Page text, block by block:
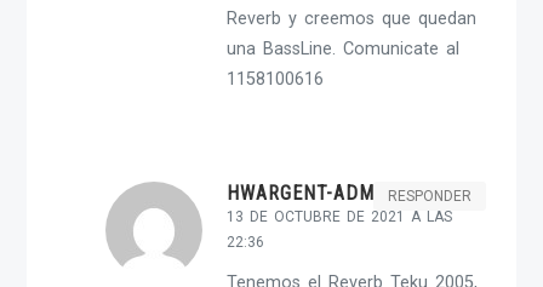
Reverb y creemos que quedan
una BassLine. Comunicate al
1158100616
HWARGENT-ADMIN
13 DE OCTUBRE DE 2021 A LAS
22:36
RESPONDER
Tenemos el Reverb Teku 2005,